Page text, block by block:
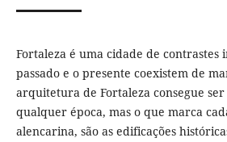
Fortaleza é uma cidade de contrastes
passado e o presente coexistem de
arquitetura de Fortaleza consegue
qualquer época, mas o que marca
alencarina, são as edificações